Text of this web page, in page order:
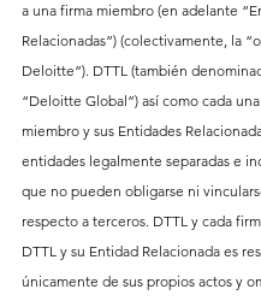
a una firma miembro (en adelante
Relacionadas”) (colectivamente, la
Deloitte”). DTTL (también
“Deloitte Global”) así como cada
miembro y sus Entidades
entidades legalmente separadas e
que no pueden obligarse ni
respecto a terceros. DTTL y cada
DTTL y su Entidad Relacionada es
únicamente de sus propios actos y